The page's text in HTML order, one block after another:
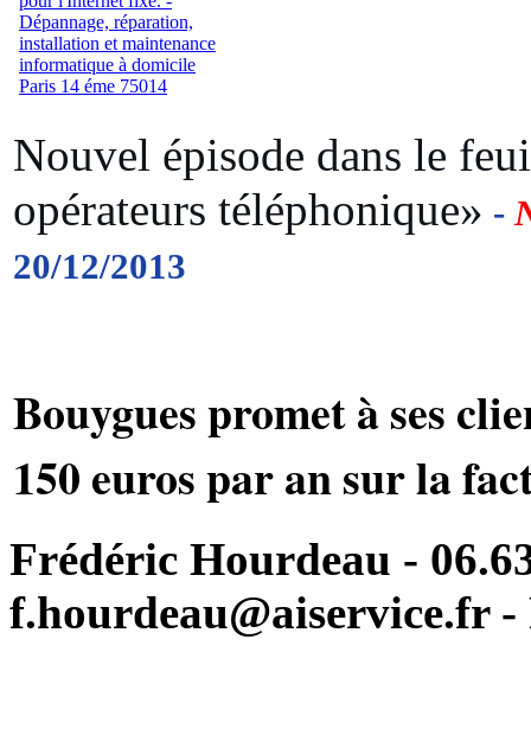
Nouvel épisode dans le
opérateurs téléphonique» -
20/12/2013
Bouygues promet à ses
150 euros par an sur la
Frédéric Hourdeau -
f.hourdeau@aiservice.fr -